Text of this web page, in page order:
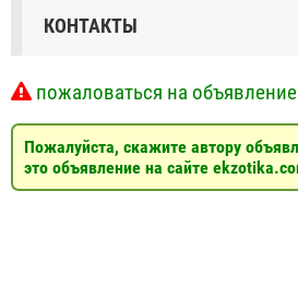
КОНТАКТЫ
пожаловаться на объявление
Пожалуйста, скажите автору
это объявление на сайте